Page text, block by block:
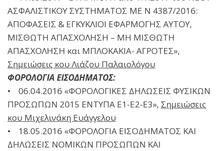
ΑΣΦΑΛΙΣΤΙΚΟΥ ΣΥΣΤΗΜΑΤΟΣ ΜΕ Ν 4387/2016:
ΑΠΟΦΑΣΕΙΣ & ΕΓΚΥΚΛΙΟΙ ΕΦΑΡΜΟΓΗΣ ΑΥΤΟΥ,
ΜΙΣΘΩΤΗ ΑΠΑΣΧΟΛΗΣΗ – ΜΗ ΜΙΣΘΩΤΗ
ΑΠΑΣΧΟΛΗΣΗ και ΜΠΛΟΚΑΚΙΑ- ΑΓΡΟΤΕΣ»,
Σημειώσεις κου Λιάζου Παλαιολόγου
ΦΟΡΟΛΟΓΙΑ ΕΙΣΟΔΗΜΑΤΟΣ:
• 06.04.2016 «ΦΟΡΟΛΟΓΙΚΕΣ ΔΗΛΩΣΕΙΣ ΦΥΣΙΚΩΝ
ΠΡΟΣΩΠΩΝ 2015 ΕΝΤΥΠΑ Ε1-Ε2-Ε3», Σημειώσεις
κου Μιχελινάκη Ευάγγελου
• 18.05.2016 «ΦΟΡΟΛΟΓΙΑ ΕΙΣΟΔΗΜΑΤΟΣ ΚΑΙ
ΔΗΛΩΣΕΙΣ ΝΟΜΙΚΩΝ ΠΡΟΣΩΠΩΝ ΚΑΙ